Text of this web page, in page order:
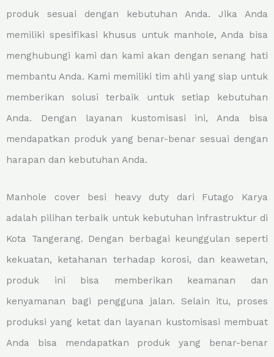
produk sesuai dengan kebutuhan Anda. Jika Anda
memiliki spesifikasi khusus untuk manhole, Anda bisa
menghubungi kami dan kami akan dengan senang hati
membantu Anda. Kami memiliki tim ahli yang siap untuk
memberikan solusi terbaik untuk setiap kebutuhan
Anda. Dengan layanan kustomisasi ini, Anda bisa
mendapatkan produk yang benar-benar sesuai dengan
harapan dan kebutuhan Anda.
Manhole cover besi heavy duty dari Futago Karya
adalah pilihan terbaik untuk kebutuhan infrastruktur di
Kota Tangerang. Dengan berbagai keunggulan seperti
kekuatan, ketahanan terhadap korosi, dan keawetan,
produk ini bisa memberikan keamanan dan
kenyamanan bagi pengguna jalan. Selain itu, proses
produksi yang ketat dan layanan kustomisasi membuat
Anda bisa mendapatkan produk yang benar-benar